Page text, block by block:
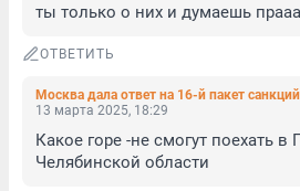
ты только о них и думаешь
ОТВЕТИТЬ
13 марта 2025, 18:29
Какое горе -не смогут поехать в
Челябинской области